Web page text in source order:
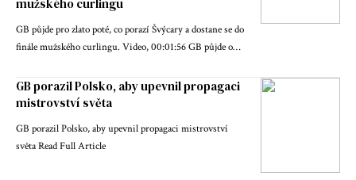
mužského curlingu
GB půjde pro zlato poté, co porazí Švýcary a dostane se do
finále mužského curlingu. Video, 00:01:56 GB půjde o…
GB porazil Polsko, aby upevnil propagaci
mistrovství světa
GB porazil Polsko, aby upevnil propagaci mistrovství
světa Read Full Article